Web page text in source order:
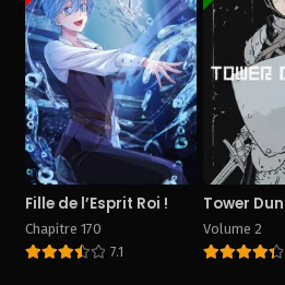
Fille de l’Esprit Roi !
Chapitre 170
7.1
Tower
Volume 2